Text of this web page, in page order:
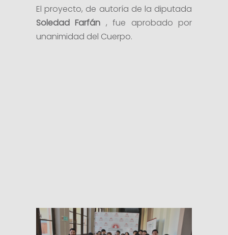
El proyecto, de autoría de la diputada
Soledad Farfán , fue aprobado por
unanimidad del Cuerpo.